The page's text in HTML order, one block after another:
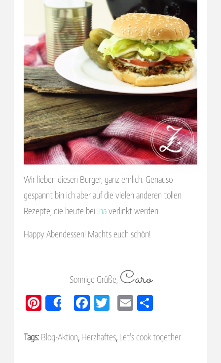
Wir lieben diesen Burger, ganz ehrlich. Genauso
gespannt bin ich aber auf die vielen anderen tollen
Rezepte, die heute bei Inaverlinkt werden.
Happy Abendessen! Machts euch schön!
Sonnige Grüße, Caro
Pi
er
Share Fa
bo tte
E
ail pf
Tags: Blog-Aktion, Herzhaftes, Let's cook together